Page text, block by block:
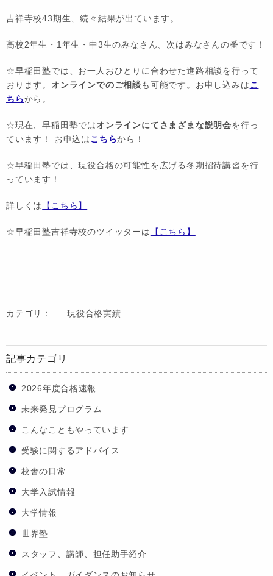
吉祥寺校43期生、続々結果が出ています。
高校2年生・1年生・中3生のみなさん、次はみなさんの番です！
☆早稲田塾では、お一人おひとりに合わせた進路相談を行って
おります。 オンラインでのご相談も可能です。お申し込みはこ
ちらから。
☆現在、早稲田塾ではオンラインにてさまざまな説明会を行っ
ています！ お申込はこちらから！
☆早稲田塾では、現役合格の可能性を広げる冬期招待講習を行
っています！
詳しくは 【こちら】
☆早稲田塾吉祥寺校のツイッターは 【こちら】
カテゴリ： 現役合格実績
記事カテゴリ
2026年度合格速報
未来発見プログラム
こんなこともやっています
受験に関するアドバイス
校舎の日常
大学入試情報
大学情報
世界塾
スタッフ、講師、担任助手紹介